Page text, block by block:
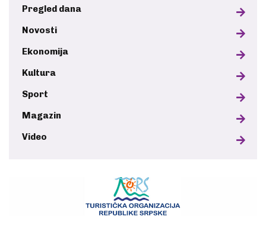
Pregled dana
Novosti
Ekonomija
Kultura
Sport
Magazin
Video